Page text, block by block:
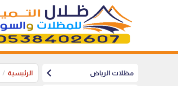
مظلات الرياض chevron_left الرئيسية